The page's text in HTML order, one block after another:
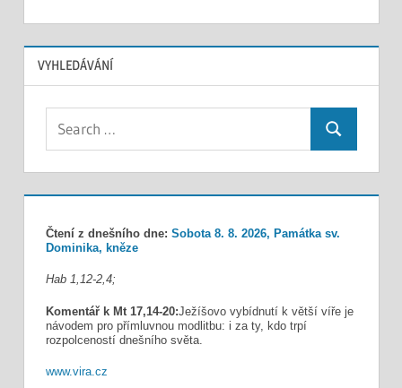
VYHLEDÁVÁNÍ
Search
Čtení z dnešního dne: Sobota 8. 8. 2026, Památka sv.
Dominika, kněze
Hab 1,12-2,4;
Komentář k Mt 17,14-20:Ježíšovo vybídnutí k větší víře je
návodem pro přímluvnou modlitbu: i za ty, kdo trpí
rozpolceností dnešního světa.
www.vira.cz